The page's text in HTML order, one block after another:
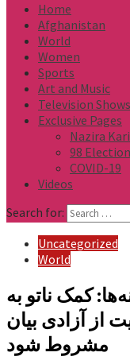
Home
Afghanistan
World
Women
Sports
Art and Music
Television Shows
Exclusive Pages
Nazira
98 Election
COVID-19
Videos
Search for:
Uncategorized
World
کمک ناتو به
از آزادی بیان
مشروط شود